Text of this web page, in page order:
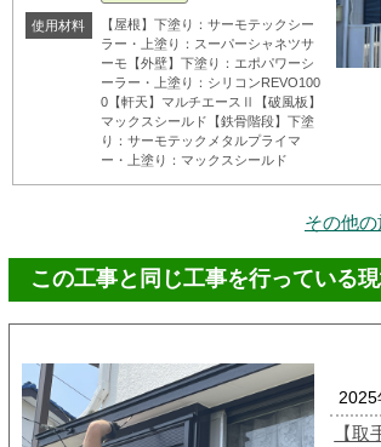
使用材料
【屋根】下塗り：サーモテックシー
ラー・上塗り：スーパーシャネツサ
ーモ【外壁】下塗り：エポパワーシ
ーラー・上塗り：シリコンREVO100
0【軒天】マルチエースⅡ【破風板】
マックスシールド【鉄骨階段】下塗
り：サーモテックメタルプライマ
ー・上塗り：マックスシールド
その他
この工事と同じ工事を行っている
2025
【